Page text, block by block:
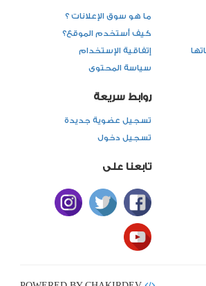
ما هو سوق الإعلانات ؟
كيف أستخدم الموقع؟
إتفاقية الإستخدام
سياسة المحتوى
روابط سريعة
تسجيل عضوية جديدة
تسجيل دخول
تابعنا على